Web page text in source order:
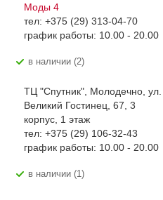
Моды 4
тел: +375 (29) 313-04-70
график работы: 10.00 - 20.00
В наличии (2)
ТЦ "Спутник", Молодечно, ул.
Великий Гостинец, 67, 3
корпус, 1 этаж
тел: +375 (29) 106-32-43
график работы: 10.00 - 20.00
В наличии (1)